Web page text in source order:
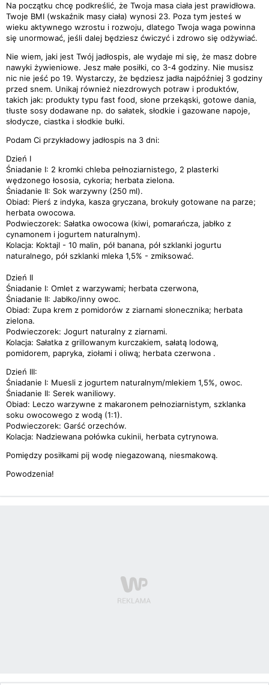
Na początku chcę podkreślić, że Twoja masa ciała jest prawidłowa.
Twoje BMI (wskaźnik masy ciała) wynosi 23. Poza tym jesteś w
wieku aktywnego wzrostu i rozwoju, dlatego Twoja waga powinna
się unormować, jeśli dalej będziesz ćwiczyć i zdrowo się odżywiać.
Nie wiem, jaki jest Twój jadłospis, ale wydaje mi się, że masz dobre
nawyki żywieniowe. Jesz małe posiłki, co 3-4 godziny. Nie musisz
nic nie jeść po 19. Wystarczy, że będziesz jadła najpóźniej 3 godziny
przed snem. Unikaj również niezdrowych potraw i produktów,
takich jak: produkty typu fast food, słone przekąski, gotowe dania,
tłuste sosy dodawane np. do sałatek, słodkie i gazowane napoje,
słodycze, ciastka i słodkie bułki.
Podam Ci przykładowy jadłospis na 3 dni:
Dzień I
Śniadanie I: 2 kromki chleba pełnoziarnistego, 2 plasterki
wędzonego łososia, cykoria; herbata zielona.
Śniadanie II: Sok warzywny (250 ml).
Obiad: Pierś z indyka, kasza gryczana, brokuły gotowane na parze;
herbata owocowa.
Podwieczorek: Sałatka owocowa (kiwi, pomarańcza, jabłko z
cynamonem i jogurtem naturalnym).
Kolacja: Koktajl - 10 malin, pół banana, pół szklanki jogurtu
naturalnego, pół szklanki mleka 1,5% - zmiksować.
Dzień II
Śniadanie I: Omlet z warzywami; herbata czerwona,
Śniadanie II: Jabłko/inny owoc.
Obiad: Zupa krem z pomidorów z ziarnami słonecznika; herbata
zielona.
Podwieczorek: Jogurt naturalny z ziarnami.
Kolacja: Sałatka z grillowanym kurczakiem, sałatą lodową,
pomidorem, papryka, ziołami i oliwą; herbata czerwona .
Dzień III:
Śniadanie I: Muesli z jogurtem naturalnym/mlekiem 1,5%, owoc.
Śniadanie II: Serek waniliowy.
Obiad: Leczo warzywne z makaronem pełnoziarnistym, szklanka
soku owocowego z wodą (1:1).
Podwieczorek: Garść orzechów.
Kolacja: Nadziewana połówka cukinii, herbata cytrynowa.
Pomiędzy posiłkami pij wodę niegazowaną, niesmakową.
Powodzenia!